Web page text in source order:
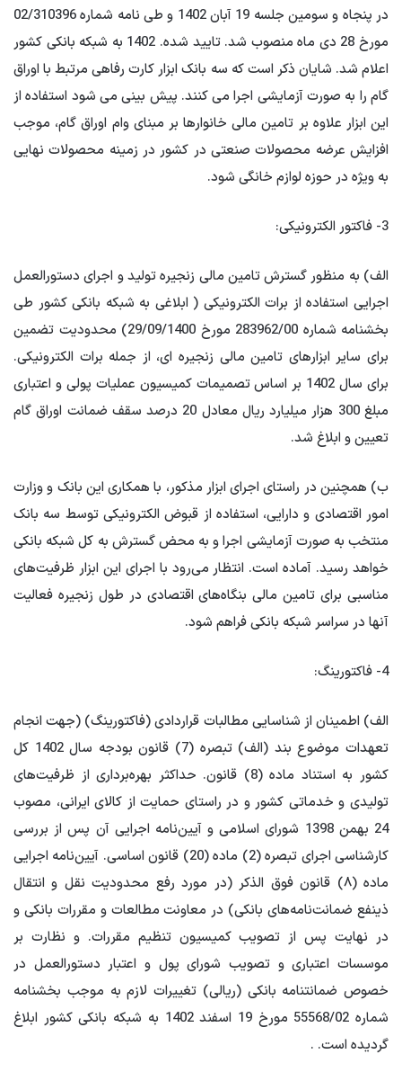
در پنجاه و سومین جلسه 19 آبان 1402 و طی نامه شماره 02/310396
مورخ 28 دی ماه منصوب شد. تایید شده. 1402 به شبکه بانکی کشور
اعلام شد. شایان ذکر است که سه بانک ابزار کارت رفاهی مرتبط با اوراق
گام را به صورت آزمایشی اجرا می کنند. پیش بینی می شود استفاده از
این ابزار علاوه بر تامین مالی خانوارها بر مبنای وام اوراق گام، موجب
افزایش عرضه محصولات صنعتی در کشور در زمینه محصولات نهایی
به ویژه در حوزه لوازم خانگی شود.
3- فاکتور الکترونیکی:
الف) به منظور گسترش تامین مالی زنجیره تولید و اجرای دستورالعمل
اجرایی استفاده از برات الکترونیکی ( ابلاغی به شبکه بانکی کشور طی
بخشنامه شماره 283962/00 مورخ 29/09/1400) محدودیت تضمین
برای سایر ابزارهای تامین مالی زنجیره ای، از جمله برات الکترونیکی.
برای سال 1402 بر اساس تصمیمات کمیسیون عملیات پولی و اعتباری
مبلغ 300 هزار میلیارد ریال معادل 20 درصد سقف ضمانت اوراق گام
تعیین و ابلاغ شد.
ب) همچنین در راستای اجرای ابزار مذکور، با همکاری این بانک و وزارت
امور اقتصادی و دارایی، استفاده از قبوض الکترونیکی توسط سه بانک
منتخب به صورت آزمایشی اجرا و به محض گسترش به کل شبکه بانکی
خواهد رسید. آماده است. انتظار می‌رود با اجرای این ابزار ظرفیت‌های
مناسبی برای تامین مالی بنگاه‌های اقتصادی در طول زنجیره فعالیت
آنها در سراسر شبکه بانکی فراهم شود.
4- فاکتورینگ:
الف) اطمینان از شناسایی مطالبات قراردادی (فاکتورینگ) (جهت انجام
تعهدات موضوع بند (الف) تبصره (7) قانون بودجه سال 1402 کل
کشور به استناد ماده (8) قانون. حداکثر بهره‌برداری از ظرفیت‌های
تولیدی و خدماتی کشور و در راستای حمایت از کالای ایرانی، مصوب
24 بهمن 1398 شورای اسلامی و آیین‌نامه اجرایی آن پس از بررسی
کارشناسی اجرای تبصره (2) ماده (20) قانون اساسی. آیین‌نامه اجرایی
ماده (۸) قانون فوق الذکر (در مورد رفع محدودیت نقل و انتقال
ذینفع ضمانت‌نامه‌های بانکی) در معاونت مطالعات و مقررات بانکی و
در نهایت پس از تصویب کمیسیون تنظیم مقررات. و نظارت بر
موسسات اعتباری و تصویب شورای پول و اعتبار دستورالعمل در
خصوص ضمانتنامه بانکی (ریالی) تغییرات لازم به موجب بخشنامه
شماره 55568/02 مورخ 19 اسفند 1402 به شبکه بانکی کشور ابلاغ
گردیده است. .